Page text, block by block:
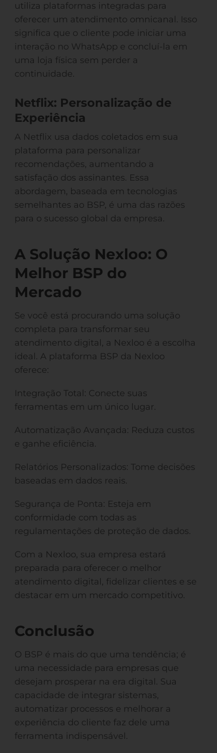
utiliza plataformas integradas para
oferecer um atendimento omnicanal. Isso
significa que o cliente pode iniciar uma
interação no WhatsApp e concluí-la em
uma loja física sem perder a
continuidade.
Netflix: Personalização de
Experiência
A Netflix usa dados coletados em sua
plataforma para personalizar
recomendações, aumentando a
satisfação dos assinantes. Essa
abordagem, baseada em tecnologias
semelhantes ao BSP, é uma das razões
para o sucesso global da empresa.
A Solução Nexloo: O
Melhor BSP do
Mercado
Se você está procurando uma solução
completa para transformar seu
atendimento digital, a Nexloo é a escolha
ideal. A plataforma BSP da Nexloo
oferece:
Integração Total: Conecte suas
ferramentas em um único lugar.
Automatização Avançada: Reduza custos
e ganhe eficiência.
Relatórios Personalizados: Tome decisões
baseadas em dados reais.
Segurança de Ponta: Esteja em
conformidade com todas as
regulamentações de proteção de dados.
Com a Nexloo, sua empresa estará
preparada para oferecer o melhor
atendimento digital, fidelizar clientes e se
destacar em um mercado competitivo.
Conclusão
O BSP é mais do que uma tendência; é
uma necessidade para empresas que
desejam prosperar na era digital. Sua
capacidade de integrar sistemas,
automatizar processos e melhorar a
experiência do cliente faz dele uma
ferramenta indispensável.